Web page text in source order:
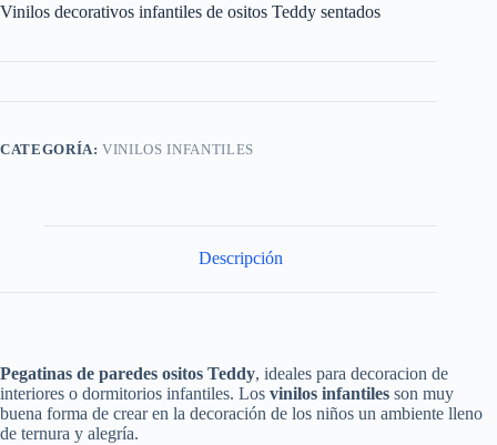
Vinilos decorativos infantiles de ositos Teddy sentados
CATEGORÍA:VINILOS INFANTILES
Descripción
Pegatinas de paredes ositos Teddy, ideales para decoracion de
interiores o dormitorios infantiles. Los vinilos infantiles son muy
buena forma de crear en la decoración de los niños un ambiente lleno
de ternura y alegría.